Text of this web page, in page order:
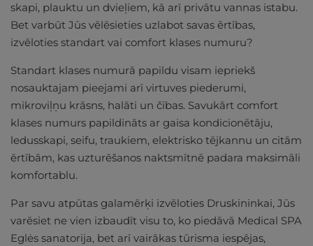
skapi, plauktu un dvieļiem, kā arī privātu vannas istabu.
Bet varbūt Jūs vēlēsieties uzlabot savas ērtības,
izvēloties standart vai comfort klases numuru?
Standart klases numurā papildu visam iepriekš
nosauktajam pieejami arī virtuves piederumi,
mikroviļņu krāsns, halāti un čības. Savukārt comfort
klases numurs papildināts ar gaisa kondicionētāju,
ledusskapi, seifu, traukiem, elektrisko tējkannu un citām
ērtībām, kas uzturēšanos naktsmītnē padara maksimāli
komfortablu.
Par savu atpūtas galamērķi izvēloties Druskininkai, Jūs
varēsiet ne vien izbaudīt visu to, ko piedāvā Medical SPA
Eglės sanatorija, bet arī vairākas tūrisma iespējas,